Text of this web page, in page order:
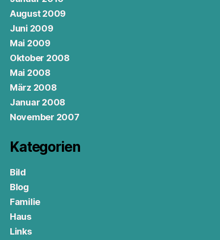
August 2009
Juni 2009
Mai 2009
Oktober 2008
Mai 2008
März 2008
Januar 2008
November 2007
Kategorien
Bild
Blog
Familie
Haus
Links